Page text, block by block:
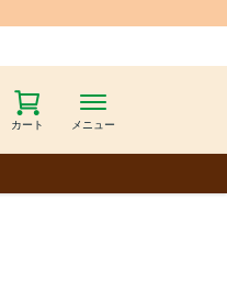
カート メニュー